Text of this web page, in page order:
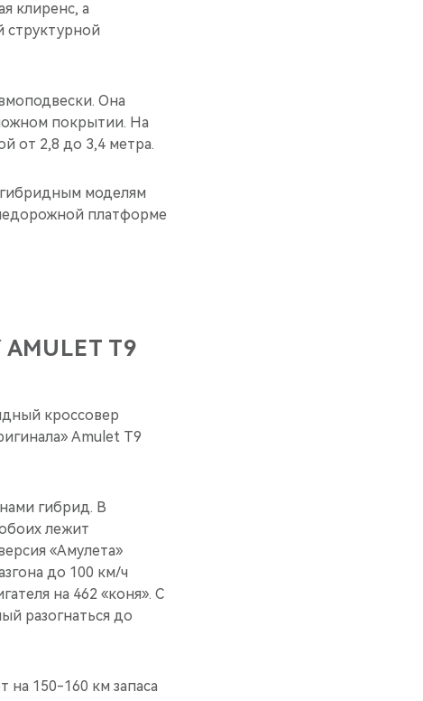
клиренс, а
структурной
Она
покрытии. На
от 2,8 до 3,4 метра.
гибридным моделям
платформе
T9
кроссовер
Amulet Т9
гибрид. В
лежит
«Амулета»
до 100 км/ч
на 462 «коня». С
разогнаться до
на 150-160 км запаса